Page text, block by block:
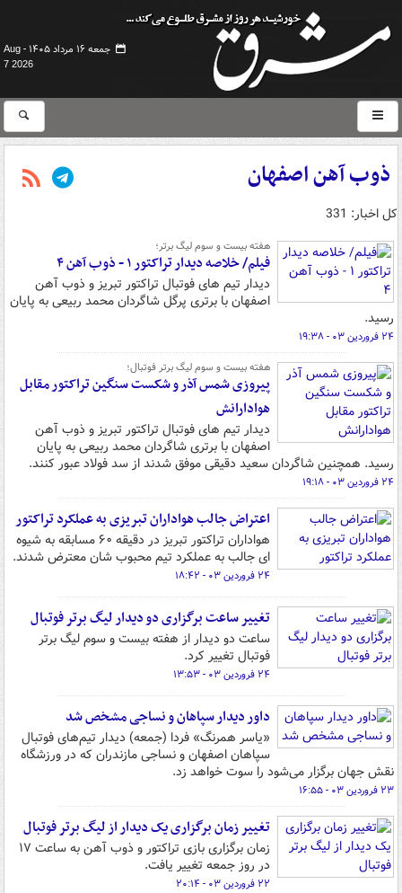
جمعه ۱۶ مرداد ۱۴۰۵ -
Aug
7 2026
ذوب آهن اصفهان
کل اخبار: 331
هفته بیست و سوم لیگ برتر؛
فیلم/ خلاصه دیدار تراکتور ۱ - ذوب آهن ۴
دیدار تیم های فوتبال تراکتور تبریز و ذوب آهن
اصفهان با برتری پرگل شاگردان محمد ربیعی به پایان
رسید.
۲۴ فروردین ۰۳ - ۱۹:۳۸
هفته بیست و سوم لیگ برتر فوتبال؛
پیروزی شمس آذر و شکست سنگین تراکتور مقابل
هوادارانش
دیدار تیم های فوتبال تراکتور تبریز و ذوب آهن
اصفهان با برتری شاگردان محمد ربیعی به پایان
رسید. همچنین شاگردان سعید دقیقی موفق شدند از سد فولاد عبور کنند.
۲۴ فروردین ۰۳ - ۱۹:۱۸
اعتراض جالب هواداران تبریزی به عملکرد تراکتور
هواداران تراکتور تبریز در دقیقه ۶۰ مسابقه به شیوه
ای جالب به عملکرد تیم محبوب شان معترض شدند.
۲۴ فروردین ۰۳ - ۱۸:۴۲
تغییر ساعت برگزاری دو دیدار لیگ برتر فوتبال
ساعت دو دیدار از هفته بیست و سوم لیگ برتر
فوتبال تغییر کرد.
۲۴ فروردین ۰۳ - ۱۳:۵۳
داور دیدار سپاهان و نساجی مشخص شد
«یاسر همرنگ» فردا (جمعه) دیدار تیم‌های فوتبال
سپاهان اصفهان و نساجی مازندران که در ورزشگاه
نقش جهان برگزار می‌شود را سوت خواهد زد.
۲۳ فروردین ۰۳ - ۱۶:۵۵
تغییر زمان برگزاری یک دیدار از لیگ برتر فوتبال
زمان برگزاری بازی تراکتور و ذوب آهن به ساعت ۱۷
در روز جمعه تغییر یافت.
۲۲ فروردین ۰۳ - ۲۰:۱۴